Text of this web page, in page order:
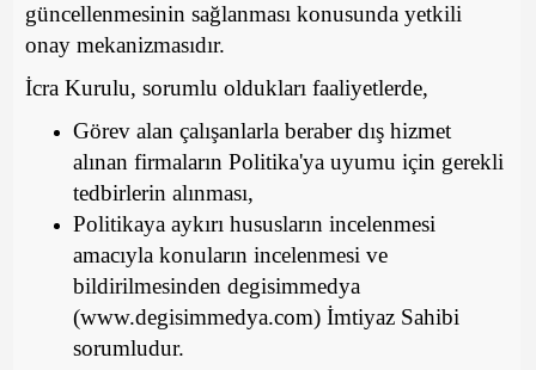
güncellenmesinin sağlanması konusunda yetkili
onay mekanizmasıdır.
İcra Kurulu, sorumlu oldukları faaliyetlerde,
Görev alan çalışanlarla beraber dış hizmet
alınan firmaların Politika'ya uyumu için gerekli
tedbirlerin alınması,
Politikaya aykırı hususların incelenmesi
amacıyla konuların incelenmesi ve
bildirilmesinden degisimmedya
(www.degisimmedya.com) İmtiyaz Sahibi
sorumludur.